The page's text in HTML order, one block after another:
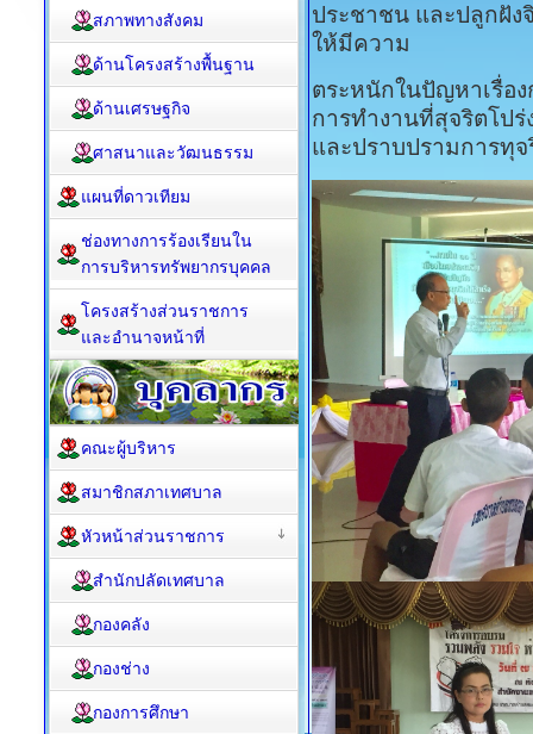
ประชาชน และปลูกฝัง
ให้มีความ
ตระหนักในปัญหาเรื่อ
การทำงานที่สุจริตโป
และปราบปรามการทุ
สภาพทางสังคม
ด้านโครงสร้างพื้นฐาน
ด้านเศรษฐกิจ
ศาสนาและวัฒนธรรม
แผนที่ดาวเทียม
ช่องทางการร้องเรียนใน
การบริหารทรัพยากรบุคคล
โครงสร้างส่วนราชการ
และอำนาจหน้าที่
คณะผู้บริหาร
สมาชิกสภาเทศบาล
หัวหน้าส่วนราชการ
สำนักปลัดเทศบาล
กองคลัง
กองช่าง
กองการศึกษา